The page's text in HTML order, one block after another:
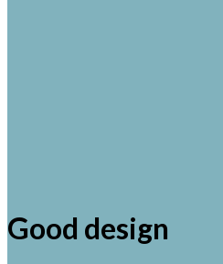
Good design